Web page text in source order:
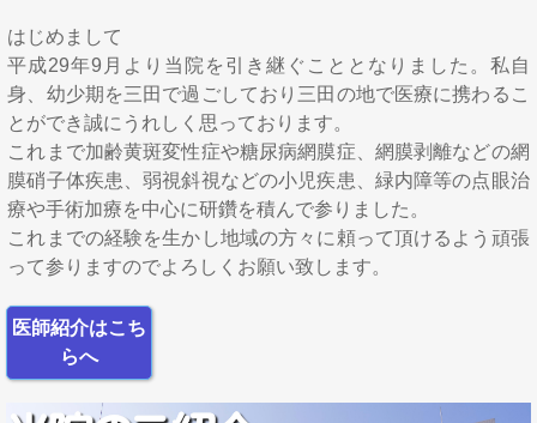
はじめまして
平成29年9月より当院を引き継ぐこととなりました。私自
身、幼少期を三田で過ごしており三田の地で医療に携わるこ
とができ誠にうれしく思っております。
これまで加齢黄斑変性症や糖尿病網膜症、網膜剥離などの網
膜硝子体疾患、弱視斜視などの小児疾患、緑内障等の点眼治
療や手術加療を中心に研鑽を積んで参りました。
これまでの経験を生かし地域の方々に頼って頂けるよう頑張
って参りますのでよろしくお願い致します。
医師紹介はこち
らへ